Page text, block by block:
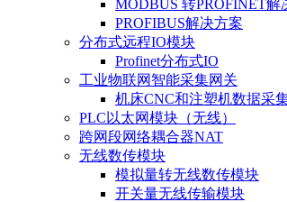
MODBUS 转PROFINET解
PROFIBUS解决方案
分布式远程IO模块
Profinet分布式IO
工业物联网智能采集网关
机床CNC和注塑机数据采
PLC以太网模块（无线）
跨网段网络耦合器NAT
无线数传模块
模拟量转无线数传模块
开关量无线传输模块